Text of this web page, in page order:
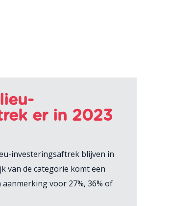
er in 2023
investeringsaftrek blijven in
van de categorie komt een
voor 27%, 36% of